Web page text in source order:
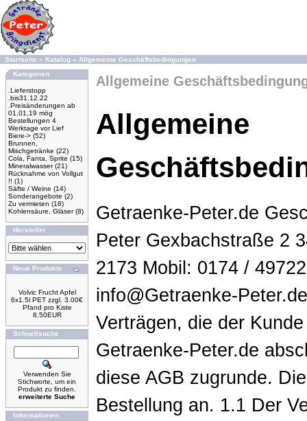
Startseite » Katalog » Allgemeine Geschäftsbedingungen
Kategorien
.Lieferstopp
.bis31.12.22
.Preisänderungen ab
01,01,19 mög
Bestellungen 4
Werktage vor Lief
Biere-> (52)
Brunnen,
Mischgetränke (22)
Cola, Fanta, Sprite (15)
Mineralwasser(21)
Rücknahme von Vollgut
!! (1)
Säfte / Weine (14)
Sonderangebote (2)
Zu vermieten (18)
Kohlensäure, Gläser(8)
Hersteller
Neue Produkte
Volvic Frucht Apfel
6x1.5l PET zzgl. 3.00€
Pfand pro Kiste
8.50EUR
Schnellsuche
Verwenden Sie
Stichworte, um ein
Produkt zu finden.
erweiterte Suche
Informationen
Allgemeine
Allgemeine
Getraenke-Peter.de
Peter Gexbachstraße 2
2173 Mobil: 0174 /
info@Getraenke-
Verträgen, die der
Getraenke-Peter.de
diese AGB zugrunde.
Bestellung an. 1.1 Der